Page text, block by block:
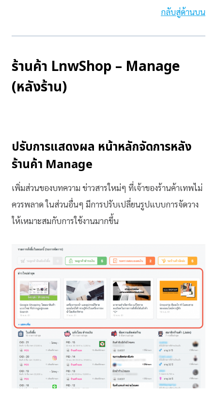
กลับสู่ด้านบน
ร้านค้า LnwShop – Manage
(หลังร้าน)
ปรับการแสดงผล หน้าหลักจัดการหลัง
ร้านค้า Manage
เพิ่มส่วนของบทความ ข่าวสารใหม่ๆ ที่เจ้าของร้านค้าเทพไม่
ควรพลาด ในส่วนอื่นๆ มีการปรับเปลี่ยนรูปแบบการจัดวาง
ให้เหมาะสมกับการใช้งานมากขึ้น